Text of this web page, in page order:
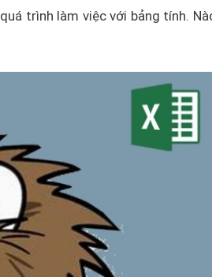
trình làm việc với bảng tính.